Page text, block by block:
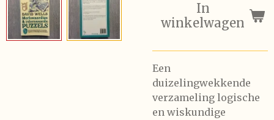
In
winkelwagen
Een
duizelingwekkende
verzameling logische
en wiskundige